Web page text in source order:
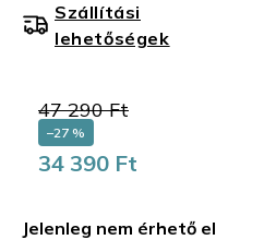
47 290 Ft
–27 %
34 390 Ft
Jelenleg nem érhető el
Szállítási
lehetőségek